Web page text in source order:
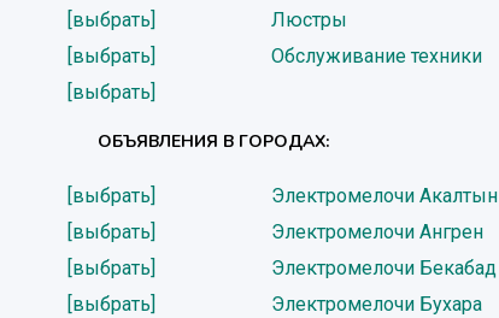
[выбрать] Люстры
[выбрать] Обслуживание техники
[выбрать]
ОБЪЯВЛЕНИЯ В ГОРОДАХ:
[выбрать] Электромелочи Акалтын
[выбрать] Электромелочи Ангрен
[выбрать] Электромелочи Бекабад
[выбрать] Электромелочи Бухара